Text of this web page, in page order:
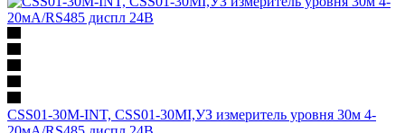
CSS01-30M-INT, CSS01-30MI,УЗ измеритель уровня 30м 4-